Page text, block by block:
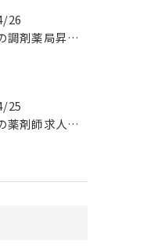
26
南林間駅の調剤薬局昇給と評価
25
南林間駅の薬剤師求人の魅力